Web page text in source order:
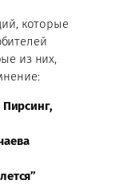
которые
из них,
Пирсинг,